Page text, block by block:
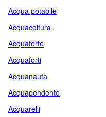
Acqua potabile
Acquacoltura
Acquaforte
Acquaforti
Acquanauta
Acquapendente
Acquarelli